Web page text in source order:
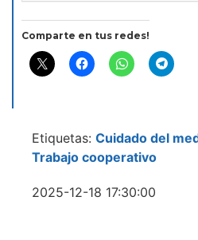
Comparte en tus redes!
Etiquetas: Cuidado del
Trabajo cooperativo
2025-12-18 17:30:00